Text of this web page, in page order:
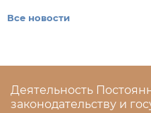
Все новости
Деятельность
законодательству и